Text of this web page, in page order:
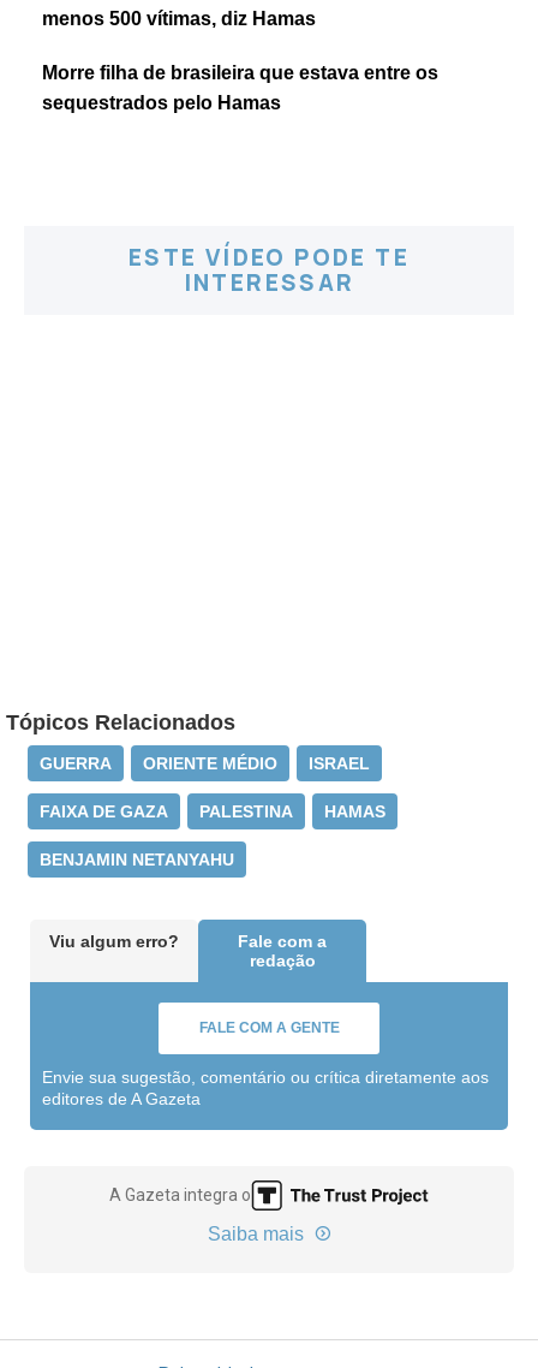
menos 500 vítimas, diz Hamas
Morre filha de brasileira que estava entre os
sequestrados pelo Hamas
ESTE VÍDEO PODE TE
INTERESSAR
Tópicos Relacionados
GUERRA ORIENTE MÉDIO ISRAEL
FAIXA DE GAZA PALESTINA HAMAS
BENJAMIN NETANYAHU
Viu algum erro?
Fale com a
redação
FALE COM A GENTE
Envie sua sugestão, comentário ou crítica diretamente aos
editores de A Gazeta
A Gazeta integra o
Saiba mais